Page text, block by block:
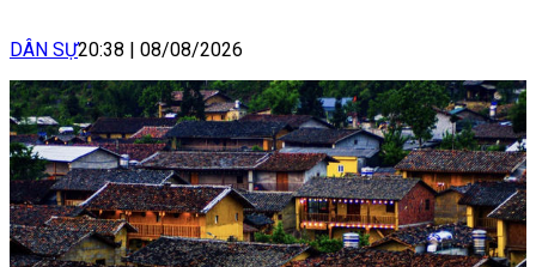
DÂN SỰ20:38 | 08/08/2026